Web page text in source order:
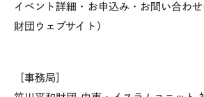
イベント詳細・お申込み・お問い合わせ
財団ウェブサイト）
［事務局］